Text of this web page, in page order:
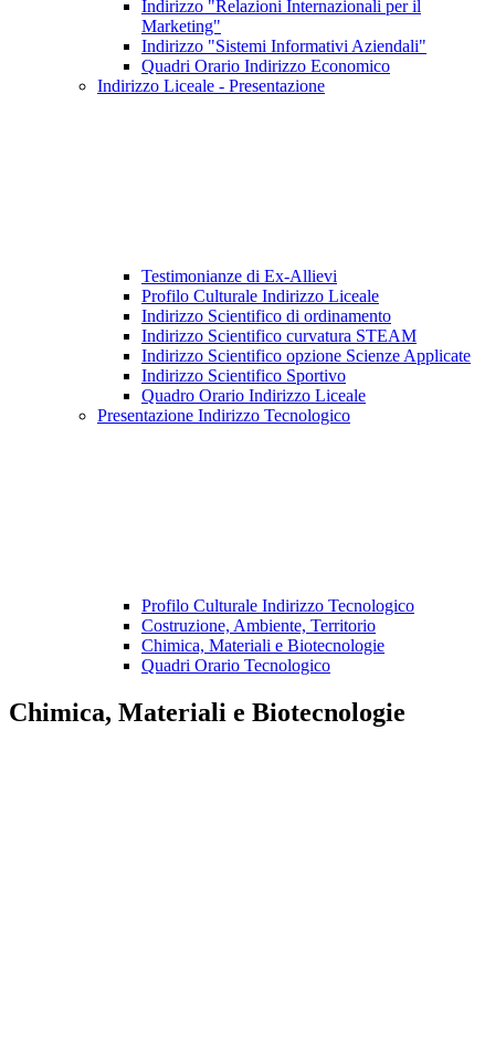
Indirizzo "Relazioni Internazionali per il
Marketing"
Indirizzo "Sistemi Informativi Aziendali"
Quadri Orario Indirizzo Economico
Indirizzo Liceale - Presentazione
Testimonianze di Ex-Allievi
Profilo Culturale Indirizzo Liceale
Indirizzo Scientifico di ordinamento
Indirizzo Scientifico curvatura STEAM
Indirizzo Scientifico opzione Scienze Applicate
Indirizzo Scientifico Sportivo
Quadro Orario Indirizzo Liceale
Presentazione Indirizzo Tecnologico
Profilo Culturale Indirizzo Tecnologico
Costruzione, Ambiente, Territorio
Chimica, Materiali e Biotecnologie
Quadri Orario Tecnologico
Chimica, Materiali e Biotecnologie